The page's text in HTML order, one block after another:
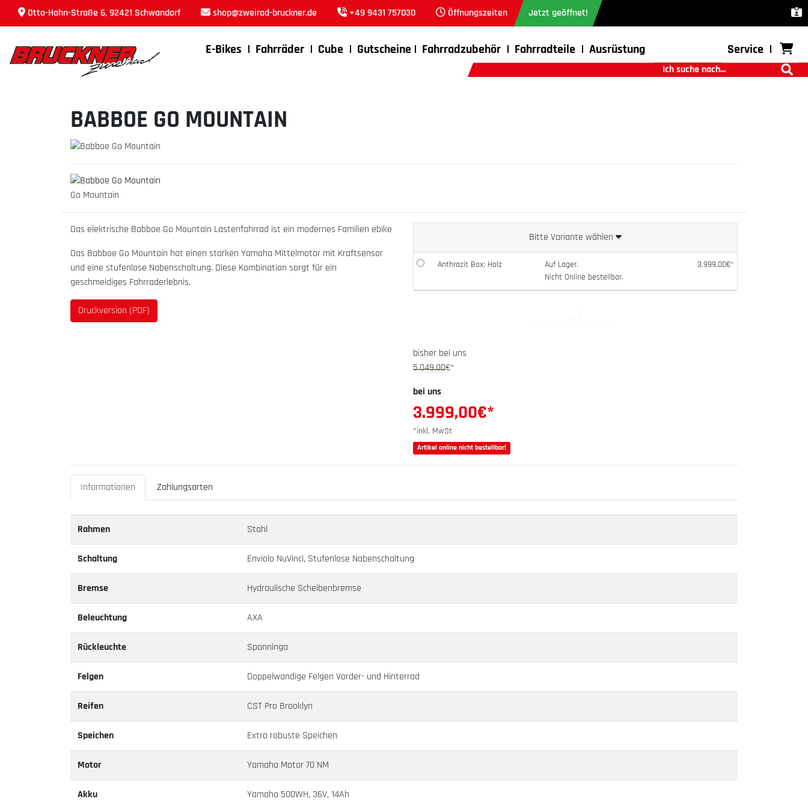
Otto-Hahn-Straße 6, 92421 Schwandorf shop@zweirad-bruckner.de +49 9431 757030 Öffnungszeiten Jetzt geöffnet!
E-Bikes Fahrräder Cube Gutscheine Fahrradzubehör Fahrradteile Ausrüstung Service
BABBOE GO MOUNTAIN
Go Mountain
Das elektrische Babboe Go Mountain Lastenfahrrad ist ein modernes Familien ebike
Das Babboe Go Mountain hat einen starken Yamaha Mittelmotor mit Kraftsensor
und eine stufenlose Nabenschaltung. Diese Kombination sorgt für ein
geschmeidiges Fahrraderlebnis.
Druckversion (PDF)
Bitte Variante wählen
Anthrazit Box: Holz
Auf Lager.
Nicht Online bestellbar.
3.999,00€*
bisher bei uns
5.049,00€*
bei uns
3.999,00€*
*inkl. MwSt
Artikel online nicht bestellbar!
Informationen Zahlungsarten
Rahmen Stahl
Schaltung Enviolo NuVinci, Stufenlose Nabenschaltung
Bremse Hydraulische Scheibenbremse
Beleuchtung AXA
Rückleuchte Spanninga
Felgen Doppelwandige Felgen Vorder- und Hinterrad
Reifen CST Pro Brooklyn
Speichen Extra robuste Speichen
Motor Yamaha Motor 70 NM
Akku Yamaha 500WH, 36V, 14Ah